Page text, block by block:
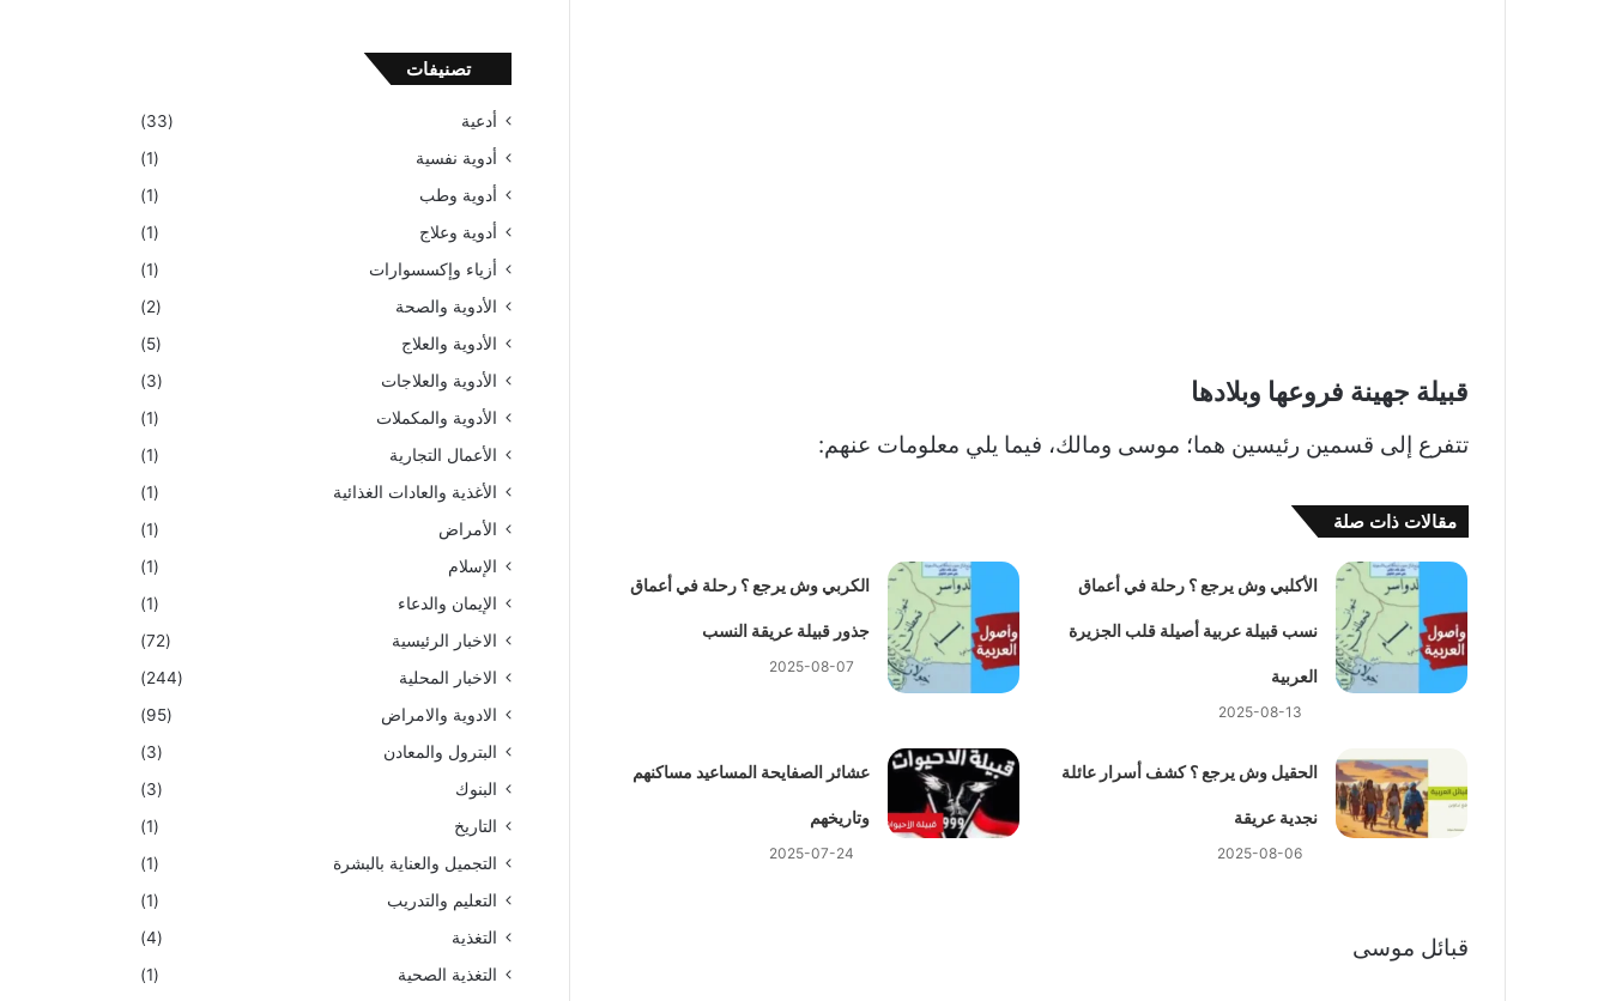
قبيلة جهينة فروعها وبلادها
تتفرع إلى قسمين رئيسين هما؛ موسى ومالك، فيما يلي معلومات عنهم:
مقالات ذات صلة
الأكلبي وش يرجع ؟ رحلة في أعماق
نسب قبيلة عربية أصيلة قلب الجزيرة
العربية
2025-08-13
الكربي وش يرجع ؟ رحلة في أعماق
جذور قبيلة عريقة النسب
2025-08-07
الحقيل وش يرجع ؟ كشف أسرار عائلة
نجدية عريقة
2025-08-06
عشائر الصفايحة المساعيد مساكنهم
وتاريخهم
2025-07-24
قبائل موسى
تصنيفات
أدعية
(33)
أدوية نفسية
(1)
أدوية وطب
(1)
أدوية وعلاج
(1)
أزياء وإكسسوارات
(1)
الأدوية والصحة
(2)
الأدوية والعلاج
(5)
الأدوية والعلاجات
(3)
الأدوية والمكملات
(1)
الأعمال التجارية
(1)
الأغذية والعادات الغذائية
(1)
الأمراض
(1)
الإسلام
(1)
الإيمان والدعاء
(1)
الاخبار الرئيسية
(72)
الاخبار المحلية
(244)
الادوية والامراض
(95)
البترول والمعادن
(3)
البنوك
(3)
التاريخ
(1)
التجميل والعناية بالبشرة
(1)
التعليم والتدريب
(1)
التغذية
(4)
التغذية الصحية
(1)